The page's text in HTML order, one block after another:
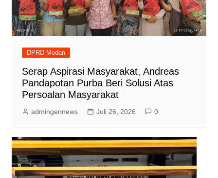
DPRD Medan
Serap Aspirasi Masyarakat, Andreas
Pandapotan Purba Beri Solusi Atas
Persoalan Masyarakat
admingennews Juli 26, 2026 0